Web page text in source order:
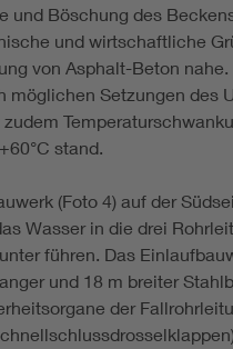
und Böschung des
und wirtschaftliche
von Asphalt-Beton nahe.
möglichen Setzungen des
stand.
(Foto 4) auf der
Wasser in die drei
führen. Das
und 18 m breiter
der